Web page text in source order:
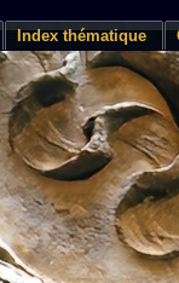
Index thématique